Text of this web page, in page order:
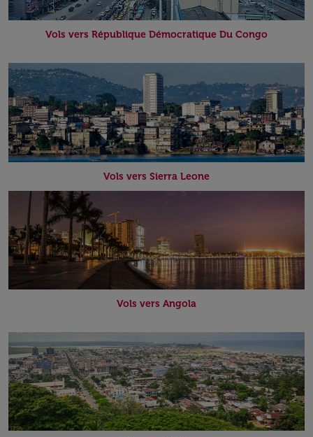
Vols vers République Démocratique Du Congo
Vols vers Sierra Leone
Vols vers Angola